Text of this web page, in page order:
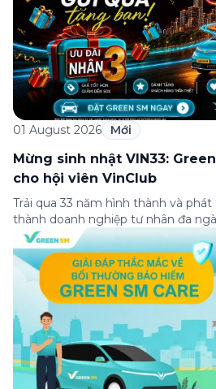
01 August 2026 Mới
Mừng sinh nhật VIN33:
cho hội viên VinClub
Trải qua 33 năm hình thành và
thành doanh nghiệp tư nhân đa
lọt Top 30 doanh nghiệp lớn nhất
xếp hạng của Tạp chí Fortune
thành lập (8/8/1993 đến 8/8/2026),